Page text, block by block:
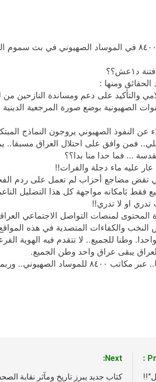
من خلال تحليل دقيق للشخصية العربية الإسلامية لاسيما العراقية…
ومنها :
والتأكيد على دعم ومساندة النازحين
الصهيونية بوضع صورة المرجعية الدينية
عن النفوذ الصهيوني يروجون النماذج
فمن وافق على احتلال العراق
… فما حدا منا بدا؟؟
عار عليه ماء دجلة والفرات!!
التي تقض مضاجع أحزاب لم تعمل على ردم
بَامكانه مواجهة كل هذا التضليل
تدري او لا تدري!!
لمنصات التواصل الاجتماعي
والكفاءات المتصدية في هذه
وطنا للجميع.. لا تتقدم فيه الهوية
العراق يبقى عراق واحد وطن الجميع.
هكذا يمكن قيادة جبهة الحرب الإعلامية ضد فواعل
Next:
كتاب جديد يبرز تاريخ ومآثر نقابة